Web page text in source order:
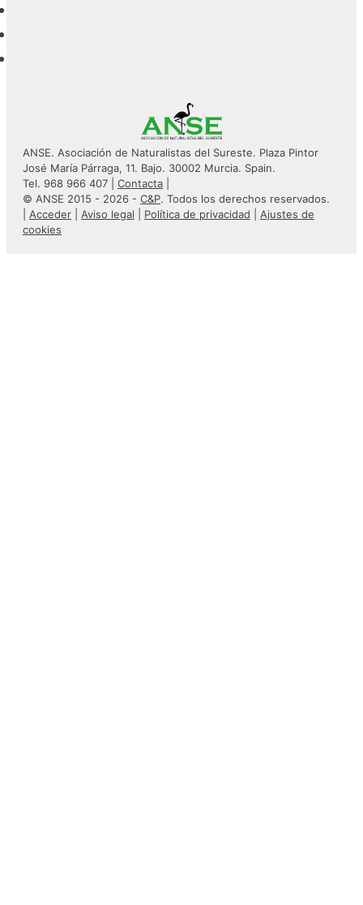
ANSE. Asociación de Naturalistas del Sureste. Plaza Pintor
José María Párraga, 11. Bajo. 30002 Murcia. Spain.
Tel. 968 966 407 | Contacta
© ANSE 2015 - 2026 - C&P. Todos los derechos reservados.
Acceder Aviso legal Política de privacidad
Ajustes de
cookies